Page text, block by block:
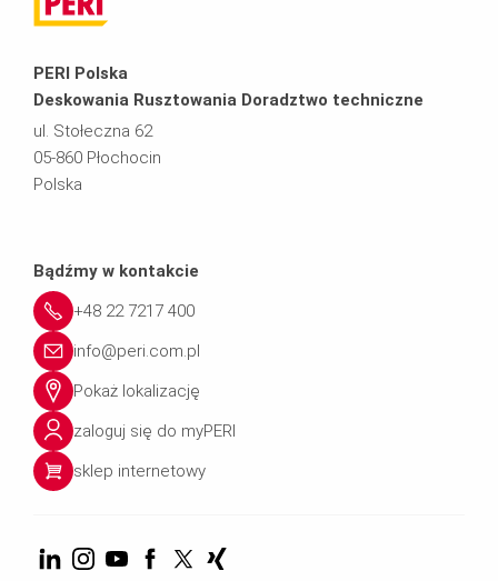
PERI Polska
Deskowania Rusztowania Doradztwo techniczne
ul. Stołeczna 62
05-860 Płochocin
Polska
Bądźmy w kontakcie
+48 22 7217 400
info@peri.com.pl
Pokaż lokalizację
zaloguj się do myPERI
sklep internetowy